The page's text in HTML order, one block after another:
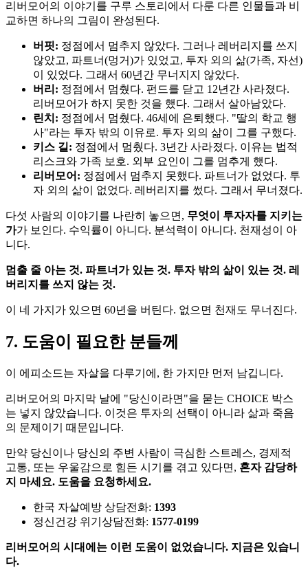
리버모어의 이야기를 구루 스토리에서 다룬 다른 인물들과 비
교하면 하나의 그림이 완성된다.
버핏: 정점에서 멈추지 않았다. 그러나 레버리지를 쓰지
않았고, 파트너(멍거)가 있었고, 투자 외의 삶(가족, 자선)
이 있었다. 그래서 60년간 무너지지 않았다.
버리: 정점에서 멈췄다. 펀드를 닫고 12년간 사라졌다.
리버모어가 하지 못한 것을 했다. 그래서 살아남았다.
린치: 정점에서 멈췄다. 46세에 은퇴했다. "딸의 학교 행
사"라는 투자 밖의 이유로. 투자 외의 삶이 그를 구했다.
키스 길: 정점에서 멈췄다. 3년간 사라졌다. 이유는 법적
리스크와 가족 보호. 외부 요인이 그를 멈추게 했다.
리버모어: 정점에서 멈추지 못했다. 파트너가 없었다. 투
자 외의 삶이 없었다. 레버리지를 썼다. 그래서 무너졌다.
다섯 사람의 이야기를 나란히 놓으면, 무엇이 투자자를 지키는
가가 보인다. 수익률이 아니다. 분석력이 아니다. 천재성이 아
니다.
멈출 줄 아는 것. 파트너가 있는 것. 투자 밖의 삶이 있는 것. 레
버리지를 쓰지 않는 것.
이 네 가지가 있으면 60년을 버틴다. 없으면 천재도 무너진다.
7. 도움이 필요한 분들께
이 에피소드는 자살을 다루기에, 한 가지만 먼저 남깁니다.
리버모어의 마지막 날에 "당신이라면"을 묻는 CHOICE 박스
는 넣지 않았습니다. 이것은 투자의 선택이 아니라 삶과 죽음
의 문제이기 때문입니다.
만약 당신이나 당신의 주변 사람이 극심한 스트레스, 경제적
고통, 또는 우울감으로 힘든 시기를 겪고 있다면, 혼자 감당하
지 마세요. 도움을 요청하세요.
한국 자살예방 상담전화: 1393
정신건강 위기상담전화: 1577-0199
리버모어의 시대에는 이런 도움이 없었습니다. 지금은 있습니
다.